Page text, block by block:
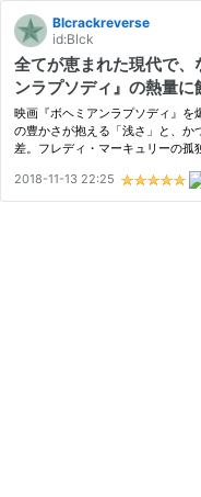
Blcrackreverse
id:Blck
全てが恵まれた現代で
ンラプソディ』の熱量
映画『ボヘミアンラプソディ』を
の豊かさが抱える「浅さ」と、か
差。フレディ・マーキュリーの孤
筆。
2018-11-13 22:25